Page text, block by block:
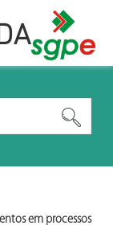
em processos